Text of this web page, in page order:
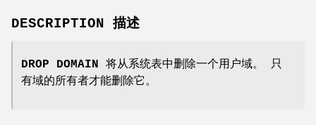
DESCRIPTION 描述
DROP DOMAIN
将从系统表中删除一个用户域。 只
有域的所有者才能删除它。